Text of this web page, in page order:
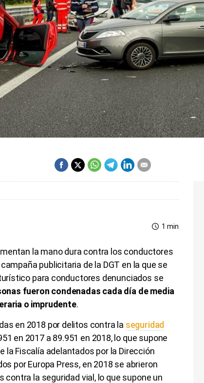
1 min
la mano dura contra los conductores
publicitaria de la DGT en la que se
para conductores denunciados se
fueron condenadas cada día de media
o imprudente.
en 2018 por delitos contra la seguridad
en 2017 a 89.951 en 2018, lo que supone
la Fiscalía adelantados por la Dirección
por Europa Press, en 2018 se abrieron
la seguridad vial, lo que supone un